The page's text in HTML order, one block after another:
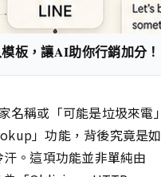
板，讓AI助你行銷加分！
稱或「可能是垃圾來電」
」功能，背後究竟是如
。這項功能並非單純由